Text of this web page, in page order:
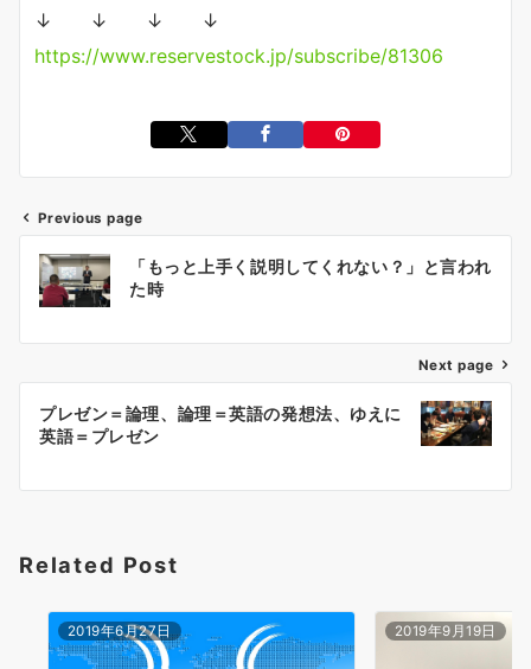
↓ ↓ ↓ ↓
https://www.reservestock.jp/subscribe/81306
ビ
ン
Previous page
「もっと上手く説明してくれない？」と言われ
た時
Next page
プレゼン＝論理、論理＝英語の発想法、ゆえに
英語＝プレゼン
Related Post
2019年6月27日 2019年9月19日